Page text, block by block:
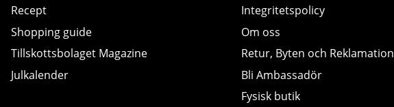
Recept
Shopping guide
Tillskottsbolaget Magazine
Julkalender
Integritetspolicy
Om oss
Retur, Byten och Reklamation
Bli Ambassadör
Fysisk butik